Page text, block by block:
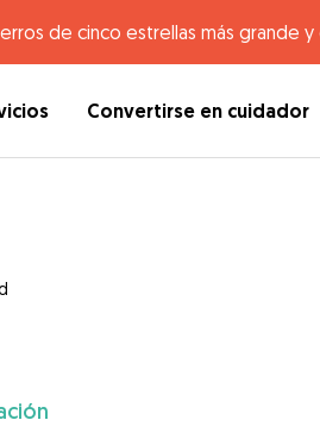
de cinco estrellas más grande
Convertirse en cuidador